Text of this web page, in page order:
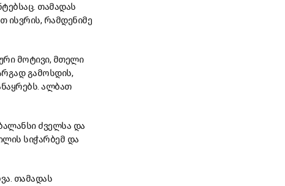
თამადას
ისვრის, რამდენიმე
მოტივი, მთელი
გამოსდის,
ალბათ
ძველსა და
სიჭარბემ და
თამადას